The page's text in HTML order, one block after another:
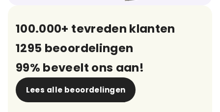
100.000+ tevreden klanten
1295 beoordelingen
99% beveelt ons aan!
Lees alle beoordelingen